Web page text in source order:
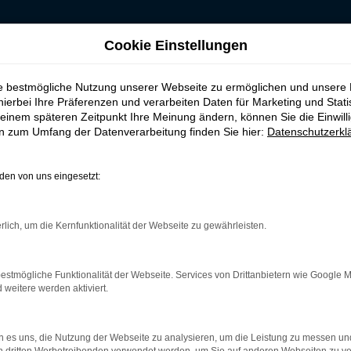
Tageszulassung in Dortmund
umfassende Recherchen durch. Haben Sie dabei auch
günstigere Möglichkeit für einen echten Neuwagen gibt. Die
Werk stammt. Der Unterschied zu einem bestellten
in Dortmund gefahren zu werden. Und das ohne
Cookie Einstellungen
bestmögliche Nutzung unserer Webseite zu ermöglichen und unsere
Ihre Präferenzen und verarbeiten Daten für Marketing und
späteren Zeitpunkt Ihre Meinung ändern, können Sie die
zum Umfang der Datenverarbeitung finden Sie hier:
von uns eingesetzt:
um die Kernfunktionalität der Webseite zu gewährleisten.
Funktionalität der Webseite. Services von Drittanbietern wie Google
weitere werden aktiviert.
es uns, die Nutzung der Webseite zu analysieren, um die Leistung zu messen